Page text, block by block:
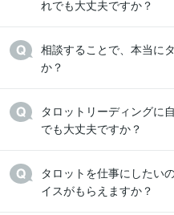
れでも大丈夫ですか？
相談することで、本当に
か？
タロットリーディングに
でも大丈夫ですか？
タロットを仕事にしたい
イスがもらえますか？